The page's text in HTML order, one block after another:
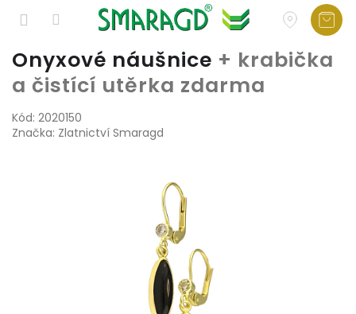
Přejít
obsah
Onyxové náušnice + krabička
a čistící utěrka zdarma
Kód: 2020150
Značka: Zlatnictví Smaragd